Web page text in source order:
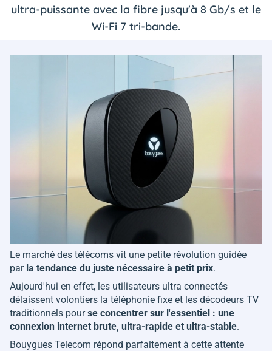
ultra-puissante avec la fibre jusqu'à 8 Gb/s et le
Wi-Fi 7 tri-bande.
Le marché des télécoms vit une petite révolution guidée
par la tendance du juste nécessaire à petit prix.
Aujourd'hui en effet, les utilisateurs ultra connectés
délaissent volontiers la téléphonie fixe et les décodeurs TV
traditionnels pourse concentrer sur l'essentiel : une
connexion internet brute, ultra-rapide et ultra-stable.
Bouygues Telecom répond parfaitement à cette attente